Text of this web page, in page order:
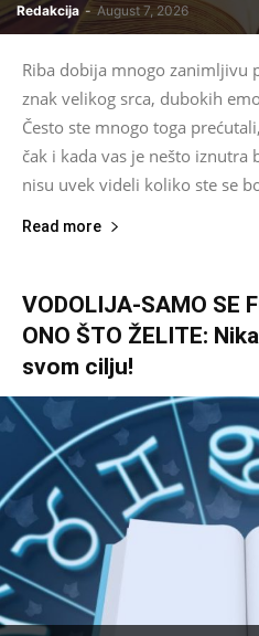
Redakcija - August 7, 2026
Riba dobija mnogo zanimljivu
znak velikog srca, dubokih
Često ste mnogo toga
čak i kada vas je nešto iznutra
nisu uvek videli koliko ste se
Read more
VODOLIJA-SAMO SE
ONO ŠTO ŽELITE:
svom cilju!